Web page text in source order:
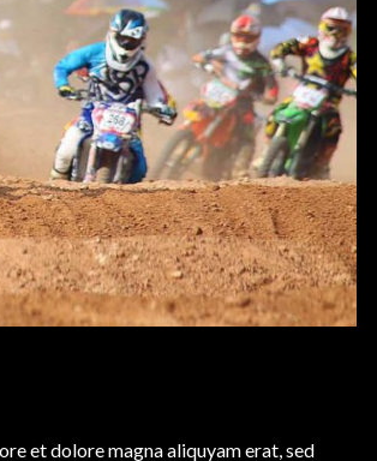
et dolore magna aliquyam erat, sed